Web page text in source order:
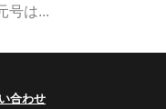
は...
合わせ